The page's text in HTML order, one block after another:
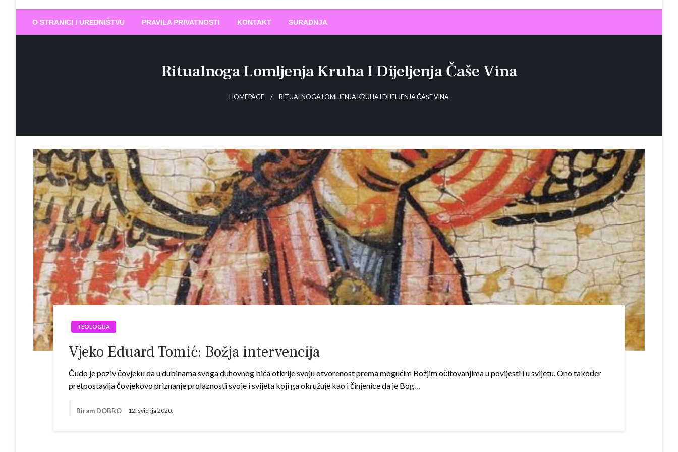
Biram DOBRO
O STRANICI I UREDNIŠTVU PRAVILA PRIVATNOSTI KONTAKT SURADNJA
Ritualnoga Lomljenja Kruha I Dijeljenja Čaše Vina
HOMEPAGE RITUALNOGA LOMLJENJA KRUHA I DIJELJENJA ČAŠE VINA
TEOLOGIJA
Vjeko Eduard Tomić: Božja intervencija
Čudo je poziv čovjeku da u dubinama svoga duhovnog bića otkrije svoju otvorenost prema mogućim Božjim očitovanjima u povijesti i u svijetu. Ono također
pretpostavlja čovjekovo priznanje prolaznosti svoje i svijeta koji ga okružuje kao i činjenice da je Bog…
Biram DOBRO 12. svibnja 2020.